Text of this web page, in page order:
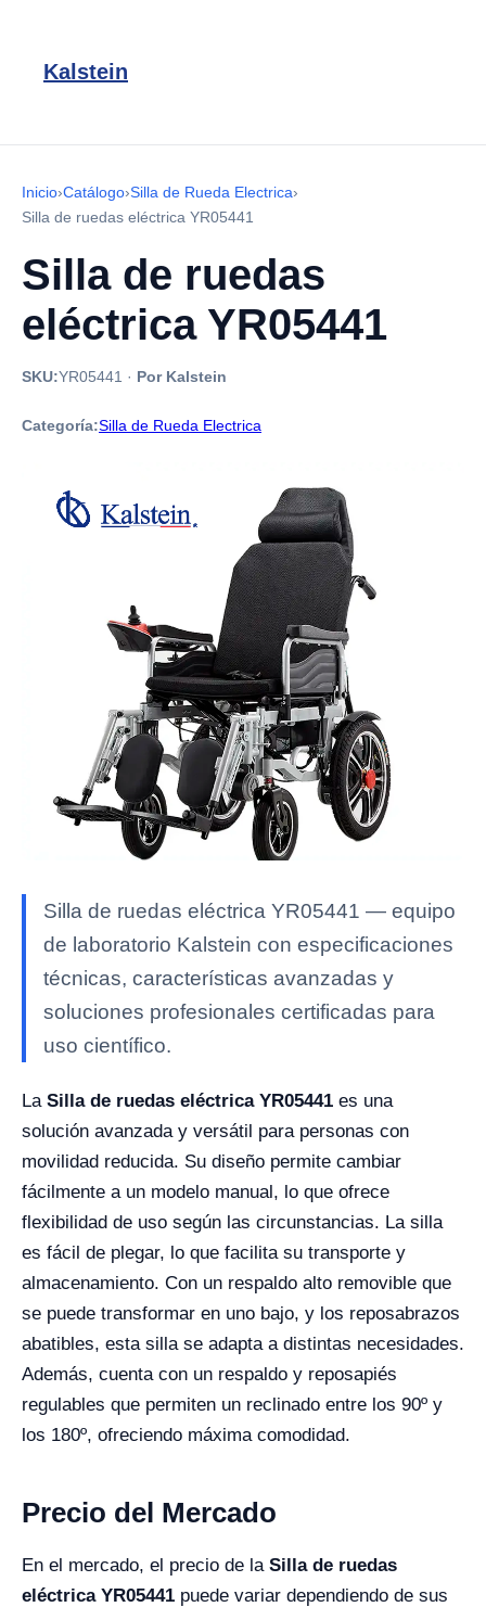
Kalstein
Inicio›Catálogo›Silla de Rueda Electrica›
Silla de ruedas eléctrica YR05441
Silla de ruedas
eléctrica YR05441
SKU:YR05441 · Por Kalstein
Categoría:Silla de Rueda Electrica
Silla de ruedas eléctrica YR05441 — equipo
de laboratorio Kalstein con especificaciones
técnicas, características avanzadas y
soluciones profesionales certificadas para
uso científico.
La Silla de ruedas eléctrica YR05441 es una
solución avanzada y versátil para personas con
movilidad reducida. Su diseño permite cambiar
fácilmente a un modelo manual, lo que ofrece
flexibilidad de uso según las circunstancias. La silla
es fácil de plegar, lo que facilita su transporte y
almacenamiento. Con un respaldo alto removible que
se puede transformar en uno bajo, y los reposabrazos
abatibles, esta silla se adapta a distintas necesidades.
Además, cuenta con un respaldo y reposapiés
regulables que permiten un reclinado entre los 90º y
los 180º, ofreciendo máxima comodidad.
Precio del Mercado
En el mercado, el precio de la Silla de ruedas
eléctrica YR05441 puede variar dependiendo de sus